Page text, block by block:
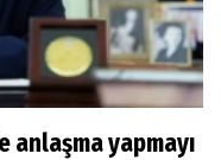
anlaşma yapmayı